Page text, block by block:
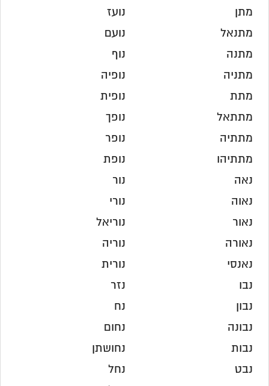
מתן
מתנאל
מתנה
מתניה
מתת
מתתאל
מתתיה
מתתיהו
נאה
נאוה
נאור
נאורה
נאנסי
נבו
נבון
נבונה
נבות
נבט
נועז
נועם
נוף
נופיה
נופית
נופך
נופר
נופת
נור
נורי
נוריאל
נוריה
נורית
נזר
נח
נחום
נחושתן
נחל